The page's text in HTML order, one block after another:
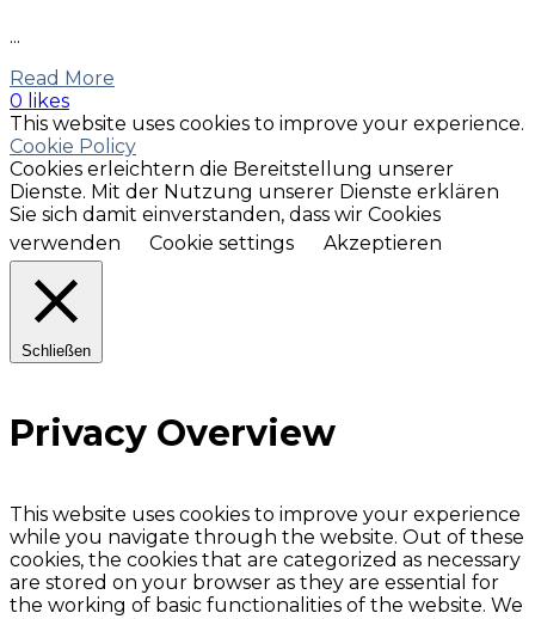
...
Read More
0 likes
This website uses cookies to improve your experience.
Cookie Policy
Cookies erleichtern die Bereitstellung unserer
Dienste. Mit der Nutzung unserer Dienste erklären
Sie sich damit einverstanden, dass wir Cookies
verwenden
Cookie settings Akzeptieren
Schließen
Privacy Overview
This website uses cookies to improve your experience
while you navigate through the website. Out of these
cookies, the cookies that are categorized as necessary
are stored on your browser as they are essential for
the working of basic functionalities of the website. We